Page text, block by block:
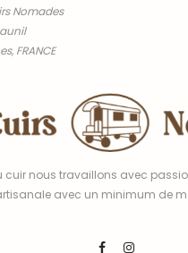
Nomades
FRANCE
cuir nous travaillons avec
avec un minimum de